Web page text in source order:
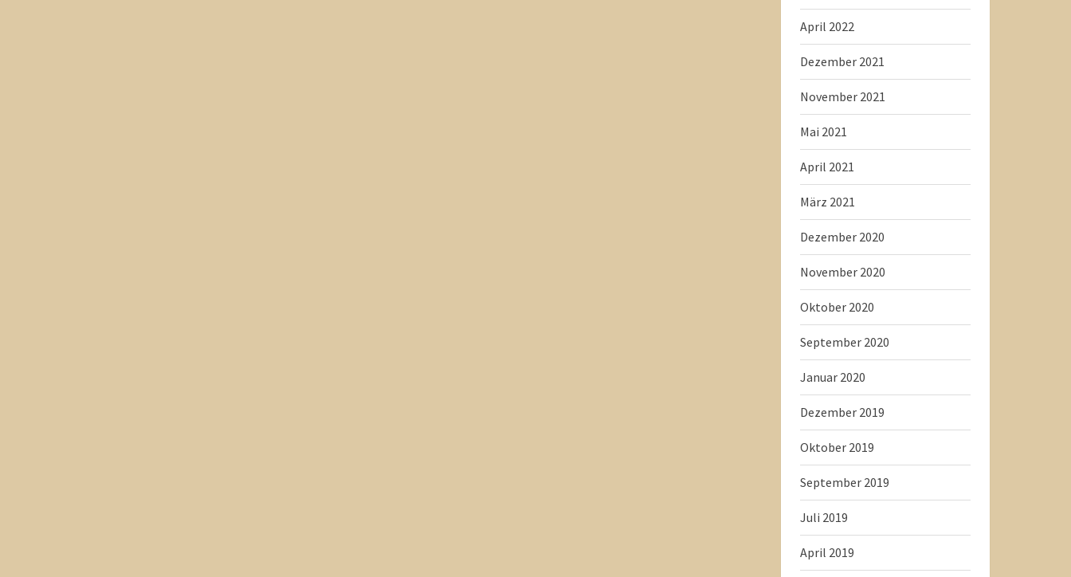
April 2022
Dezember 2021
November 2021
Mai 2021
April 2021
März 2021
Dezember 2020
November 2020
Oktober 2020
September 2020
Januar 2020
Dezember 2019
Oktober 2019
September 2019
Juli 2019
April 2019